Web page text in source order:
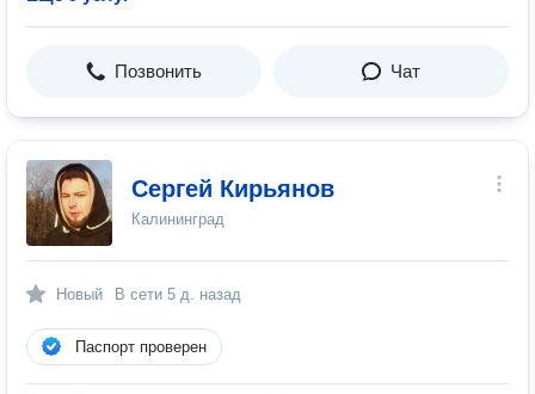
Позвонить Чат
Сергей Кирьянов
Калининград
Новый В сети 5 д. назад
Паспорт проверен